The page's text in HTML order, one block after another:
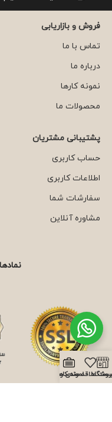
فروش و بازاریابی
تماس با ما
درباره ما
نمونه کارها
محصولات ما
پشتیبانی مشتریان
حساب کاربری
اطلاعات کاربری
سفارشات شما
مشاوره آنلاین
علاقه مندی ها
نمونه کارها